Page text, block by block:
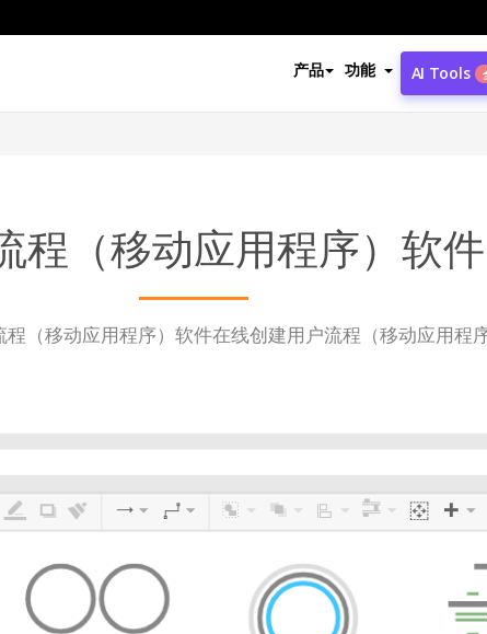
产品 功能 AI Tools
程（移动应用程序）软件
（移动应用程序）软件在线创建用户流程（移动应用程序